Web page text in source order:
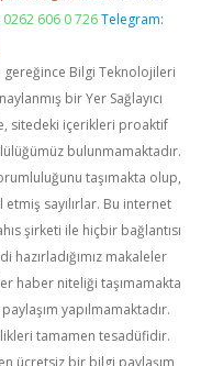
606 0 726 Telegram:
gereğince Bilgi Teknolojileri
bir Yer Sağlayıcı
sitedeki içerikleri proaktif
bulunmamaktadır.
taşımakta olup,
sayılırlar. Bu internet
şirketi ile hiçbir bağlantısı
hazırladığımız makaleler
haber niteliği taşımamakta
yapılmamaktadır.
tamamen tesadüfidir.
ücretsiz bir bilgi paylaşım